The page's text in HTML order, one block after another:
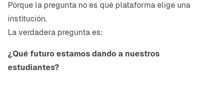
Porque la pregunta no es qué plataforma elige una
institución.
La verdadera pregunta es:
¿Qué futuro estamos dando a nuestros
estudiantes?